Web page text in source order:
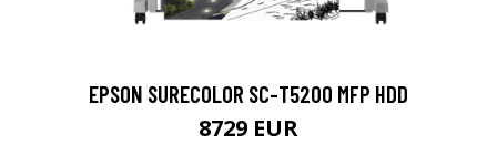
EPSON SURECOLOR SC-T5200 MFP HDD
8729 EUR